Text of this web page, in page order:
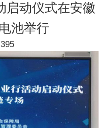
启动仪式在安徽
池举行